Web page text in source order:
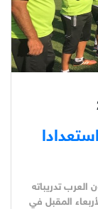
العرب تدريباته
المقبل في